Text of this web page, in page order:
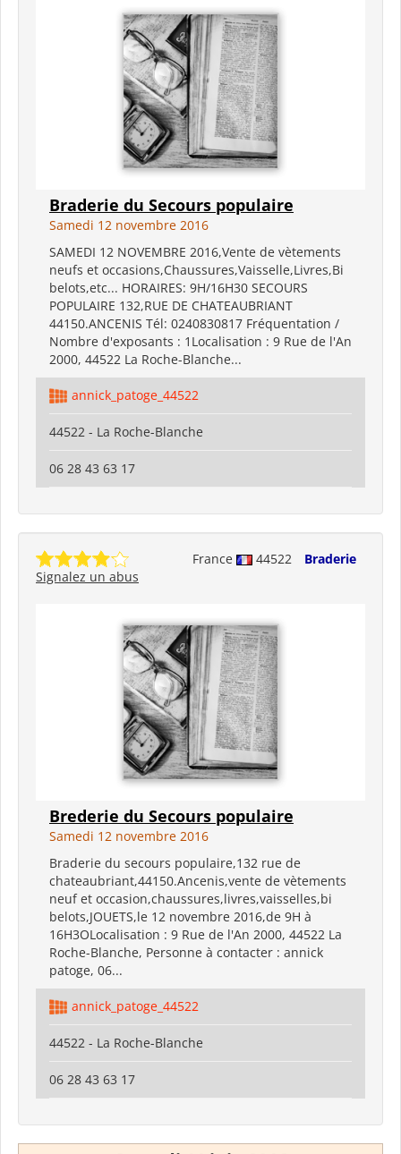
Braderie du Secours populaire
Samedi 12 novembre 2016
SAMEDI 12 NOVEMBRE 2016,Vente de vètements
neufs et occasions,Chaussures,Vaisselle,Livres,Bi
belots,etc... HORAIRES: 9H/16H30 SECOURS
POPULAIRE 132,RUE DE CHATEAUBRIANT
44150.ANCENIS Tél: 0240830817 Fréquentation /
Nombre d'exposants : 1Localisation : 9 Rue de l'An
2000, 44522 La Roche-Blanche...
annick_patoge_44522
44522 - La Roche-Blanche
06 28 43 63 17
France 44522
Braderie
Signalez un abus
Brederie du Secours populaire
Samedi 12 novembre 2016
Braderie du secours populaire,132 rue de
chateaubriant,44150.Ancenis,vente de vètements
neuf et occasion,chaussures,livres,vaisselles,bi
belots,JOUETS,le 12 novembre 2016,de 9H à
16H3OLocalisation : 9 Rue de l'An 2000, 44522 La
Roche-Blanche, Personne à contacter : annick
patoge, 06...
annick_patoge_44522
44522 - La Roche-Blanche
06 28 43 63 17